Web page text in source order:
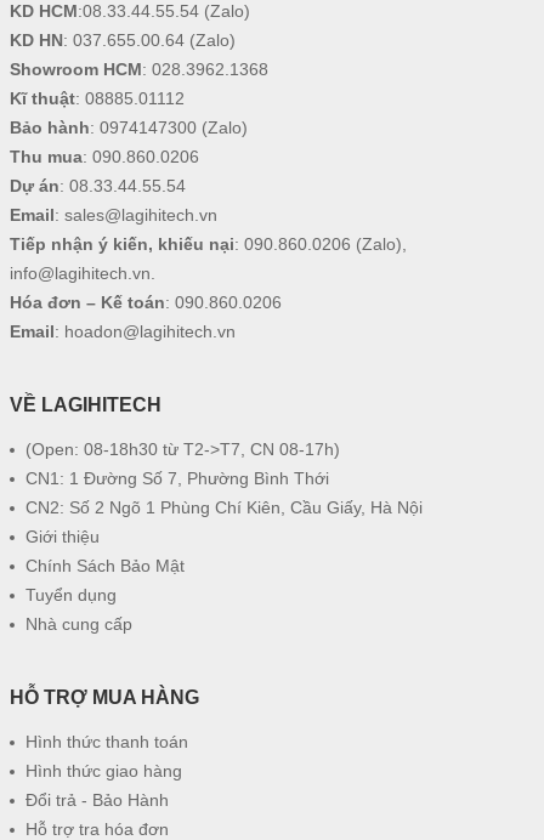
KD HCM:08.33.44.55.54(Zalo)
KD HN: 037.655.00.64(Zalo)
Showroom HCM: 028.3962.1368
Kĩ thuật: 08885.01112
Bảo hành: 0974147300(Zalo)
Thu mua: 090.860.0206
Dự án: 08.33.44.55.54
Email: sales@lagihitech.vn
Tiếp nhận ý kiến, khiếu nại: 090.860.0206 (Zalo),
info@lagihitech.vn.
Hóa đơn – Kế toán: 090.860.0206
Email: hoadon@lagihitech.vn
VỀ LAGIHITECH
(Open: 08-18h30 từ T2->T7, CN 08-17h)
CN1: 1 Đường Số 7, Phường Bình Thới
CN2: Số 2 Ngõ 1 Phùng Chí Kiên, Cầu Giấy, Hà Nội
Giới thiệu
Chính Sách Bảo Mật
Tuyển dụng
Nhà cung cấp
HỖ TRỢ MUA HÀNG
Hình thức thanh toán
Hình thức giao hàng
Đổi trả - Bảo Hành
Hỗ trợ tra hóa đơn